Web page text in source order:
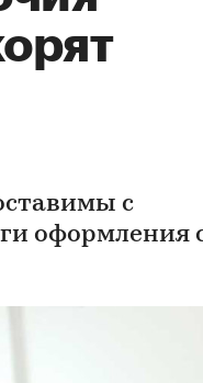
с
оформления